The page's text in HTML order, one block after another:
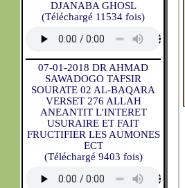
DJANABA GHOSL
(Téléchargé 11534 fois)
07-01-2018 DR AHMAD
SAWADOGO TAFSIR
SOURATE 02 AL-BAQARA
VERSET 276 ALLAH
ANEANTIT L'INTERET
USURAIRE ET FAIT
FRUCTIFIER LES AUMONES
ECT
(Téléchargé 9403 fois)